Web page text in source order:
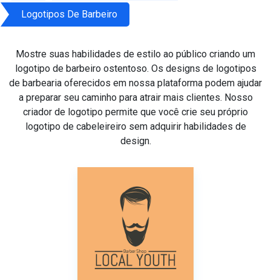
Logotipos De Barbeiro
Mostre suas habilidades de estilo ao público criando um
logotipo de barbeiro ostentoso. Os designs de logotipos
de barbearia oferecidos em nossa plataforma podem ajudar
a preparar seu caminho para atrair mais clientes. Nosso
criador de logotipo permite que você crie seu próprio
logotipo de cabeleireiro sem adquirir habilidades de
design.